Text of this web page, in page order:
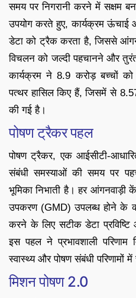
समय पर निगरानी करने में सक्षम
उपयोग करते हुए, कार्यक्रम
डेटा को ट्रैक करता है, जिससे
विचलन को जल्दी पहचानने और
कार्यक्रम ने 8.9 करोड़ बच्चों
पत्थर हासिल किए हैं, जिसमें से
की गई है।
पोषण ट्रैकर पहल
पोषण ट्रैकर, एक आईसीटी-
संबंधी समस्याओं की समय पर
भूमिका निभाती है। हर आंगनवाड़ी
उपकरण (GMD) उपलब्ध होने के
करने के लिए सटीक डेटा प्रविष्टि
इस पहल ने प्रभावशाली
स्वास्थ्य और पोषण संबंधी परिणामों
मिशन पोषण 2.0